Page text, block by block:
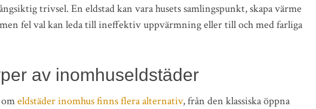
trivsel. En eldstad kan vara husets samlingspunkt, skapa värme
fel val kan leda till ineffektiv uppvärmning eller till och med farliga
av inomhuseldstäder
eldstäder inomhus finns flera alternativ, från den klassiska öppna